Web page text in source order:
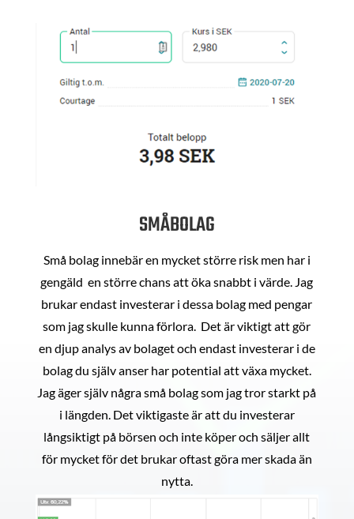
SMÅBOLAG
Små bolag innebär en mycket större risk men har i
gengäld en större chans att öka snabbt i värde. Jag
brukar endast investerar i dessa bolag med pengar
som jag skulle kunna förlora. Det är viktigt att gör
en djup analys av bolaget och endast investerar i de
bolag du själv anser har potential att växa mycket.
Jag äger själv några små bolag som jag tror starkt på
i längden. Det viktigaste är att du investerar
långsiktigt på börsen och inte köper och säljer allt
för mycket för det brukar oftast göra mer skada än
nytta.